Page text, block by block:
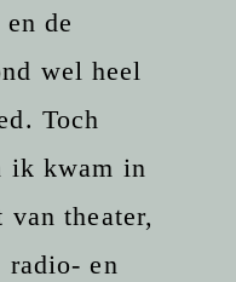
de
wel heel
Toch
ik kwam in
theater,
en